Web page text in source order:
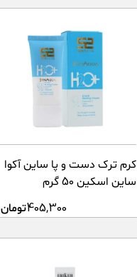
کرم ترک دست و پا ساین آکوا
ساین اسکین 50 گرم
405,300تومان